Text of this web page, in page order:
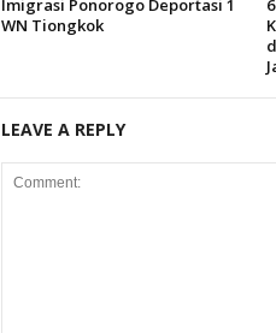
Imigrasi Ponorogo Deportasi 1
WN Tiongkok
LEAVE A REPLY